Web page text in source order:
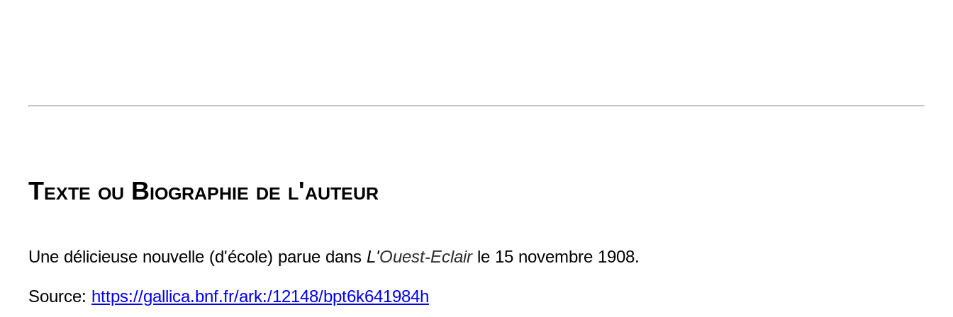
Texte ou Biographie de l'auteur
Une délicieuse nouvelle (d'école) parue dans L'Ouest-Eclairle 15 novembre 1908.
Source: https://gallica.bnf.fr/ark:/12148/bpt6k641984h